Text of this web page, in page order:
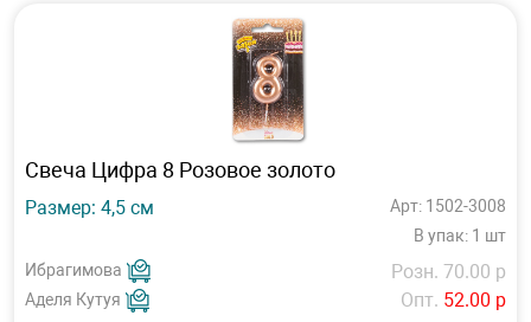
Свеча Цифра 8 Розовое золото
Размер: 4,5 см
Арт: 1502-3008
В упак: 1 шт
Ибрагимова
Аделя Кутуя
Розн. 70.00 р
Опт. 52.00 р